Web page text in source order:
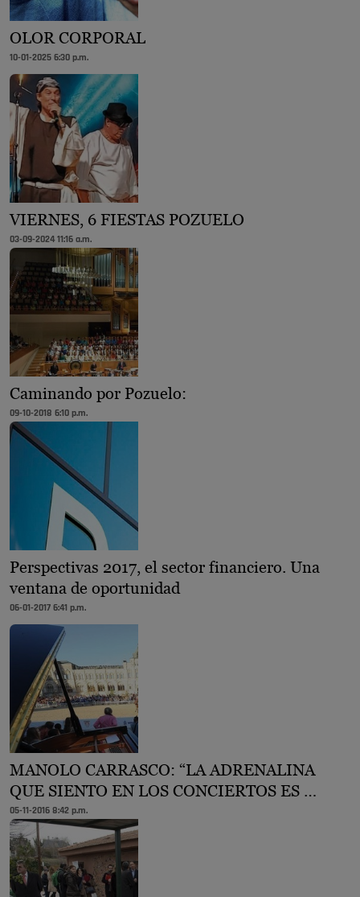
OLOR CORPORAL
10-01-2025 6:30 p.m.
VIERNES, 6 FIESTAS POZUELO
03-09-2024 11:16 a.m.
Caminando por Pozuelo:
09-10-2018 6:10 p.m.
Perspectivas 2017, el sector financiero. Una
ventana de oportunidad
06-01-2017 6:41 p.m.
MANOLO CARRASCO: “LA ADRENALINA
QUE SIENTO EN LOS CONCIERTOS ES …
05-11-2016 8:42 p.m.